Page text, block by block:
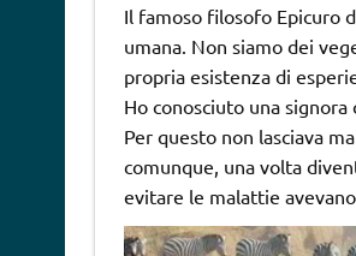
Il famoso filosofo Epicuro
umana. Non siamo dei
propria esistenza di
Ho conosciuto una
Per questo non lasciava
comunque, una volta
evitare le malattie